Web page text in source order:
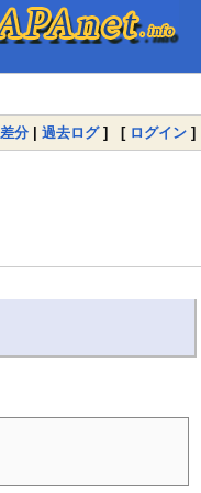
差分 | 過去ログ] [ ログイン ]